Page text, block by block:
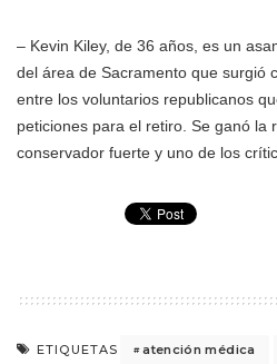
– Kevin Kiley, de 36 años, es un
del área de Sacramento que surgió
entre los voluntarios republicanos
peticiones para el retiro. Se ganó la
conservador fuerte y uno de los
ETIQUETAS atención médica